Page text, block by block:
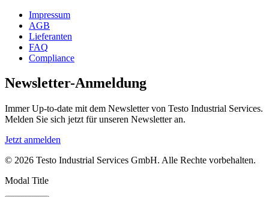
Impressum
AGB
Lieferanten
FAQ
Compliance
Newsletter-Anmeldung
Immer Up-to-date mit dem Newsletter von Testo Industrial Services.
Melden Sie sich jetzt für unseren Newsletter an.
Jetzt anmelden
© 2026 Testo Industrial Services GmbH. Alle Rechte vorbehalten.
Modal Title